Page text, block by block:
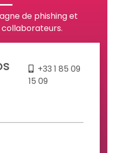
de phishing et
collaborateurs.
+33 1 85 09
15 09